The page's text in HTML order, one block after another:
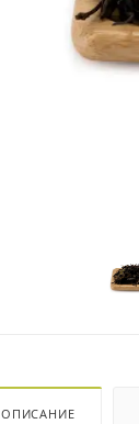
ОПИСАНИЕ